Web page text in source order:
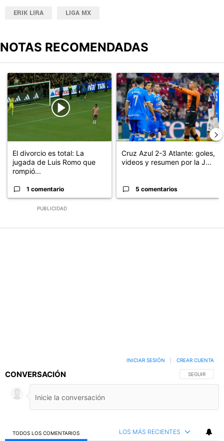
ERIK LIRA LIGA MX
NOTAS RECOMENDADAS
PUBLICIDAD
Un artículo de tendencia con el título "El divorcio es total: La
El divorcio es total: La
jugada de Luis Romo que
rompió...
1 comentario
Un artículo de tendencia con el
Cruz Azul 2-3 Atlante: goles,
videos y resumen por la J...
5 comentarios
CONVERSACIÓN SIGA ESTA
SEGUIR
INICIAR SESIÓN CREAR CUENTA
TODOS LOS COMENTARIOS LOS MÁS RECIENTES